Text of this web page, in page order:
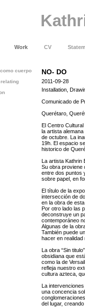
Work CV
cuerpo
relating
NO- DO
2011-09-28
Installation,
Comunicado de
Querétaro,
El Centro
la artista
de octubre. La
19h. El espacio
historico de
La artista Kathrin
Su obra proviene
entre dos puntos
sobre papel, en
El título de la
intersección de
en la obra de esta
Por otro lado las
deconstruye un
contemporáneo
Algunas de la
También puede
hacer en realidad
La obra “Sin
obsidiana que
como la de
refleja nuestro
cultura azteca,
La intervenciones
una concencia
del lugar,